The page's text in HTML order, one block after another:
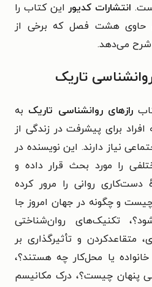
انتشارات کدیور این کتاب را
حاوی هشت فصل که برخی از
شرح می‌دهد.
تاریک
رازهای روانشناسی تاریک به
برای پیشرفت در زندگی از
نیاز دارند. این نویسنده در
را مورد بحث‌ قرار داده و
دست‌کاری روانی را مرور کرده
و چگونه در جهان امروز جا
تکنیک‌های روان‌شناختی
متقاعدکردن و تأثیرگذاری بر
خانواده یا محل‌کار چه هستند؟،
پنهان چیست؟، درک مکانیسم